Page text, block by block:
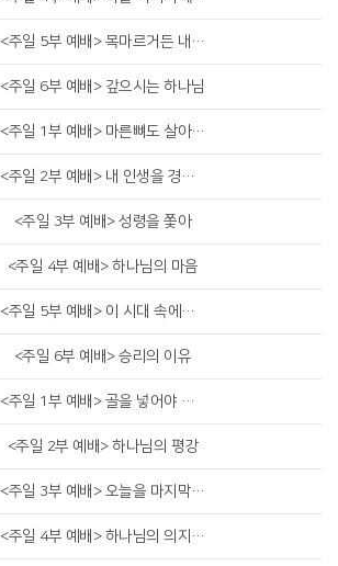
<주일 5부 예배> 목마르거든 내게로 와서 마시라
<주일 6부 예배> 갚으시는 하나님
<주일 1부 예배> 마른뼈도 살아난다
<주일 2부 예배> 내 인생을 경작하고 지켜내야 합니다
<주일 3부 예배> 성령을 쫓아
<주일 4부 예배> 하나님의 마음
<주일 5부 예배> 이 시대 속에서 예수님 따라가기
<주일 6부 예배> 승리의 이유
<주일 1부 예배> 골을 넣어야 이깁니다
<주일 2부 예배> 하나님의 평강
<주일 3부 예배> 오늘을 마지막으로 사는 그리스도인
<주일 4부 예배> 하나님의 의지(GOD's Will)